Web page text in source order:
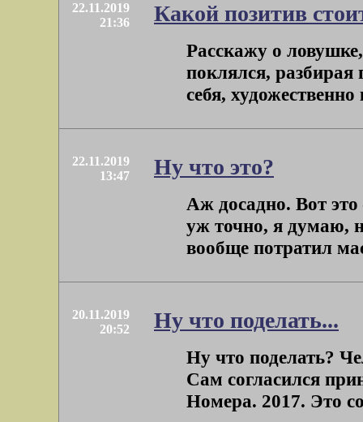
22.11.2019
21:36
Какой позитив
Расскажу о
поклялся, разбирая
себя,
22.11.2019
13:47
Ну что это?
Аж досадно. Вот это
уж точно, я думаю,
вообще потратил
20.11.2019
20:52
Ну что поделать...
Ну что поделать?
Сам согласился
Номера. 2017. Это